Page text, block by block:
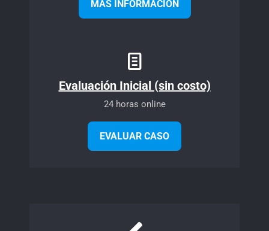
MÁS INFORMACIÓN
Evaluación Inicial (sin costo)
24 horas online
EVALUAR CASO